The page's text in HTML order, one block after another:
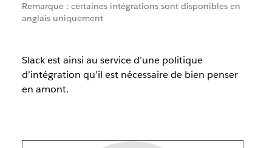
Remarque : certaines intégrations sont disponibles en
anglais uniquement
Slack est ainsi au service d’une politique
d’intégration qu’il est nécessaire de bien penser
en amont.